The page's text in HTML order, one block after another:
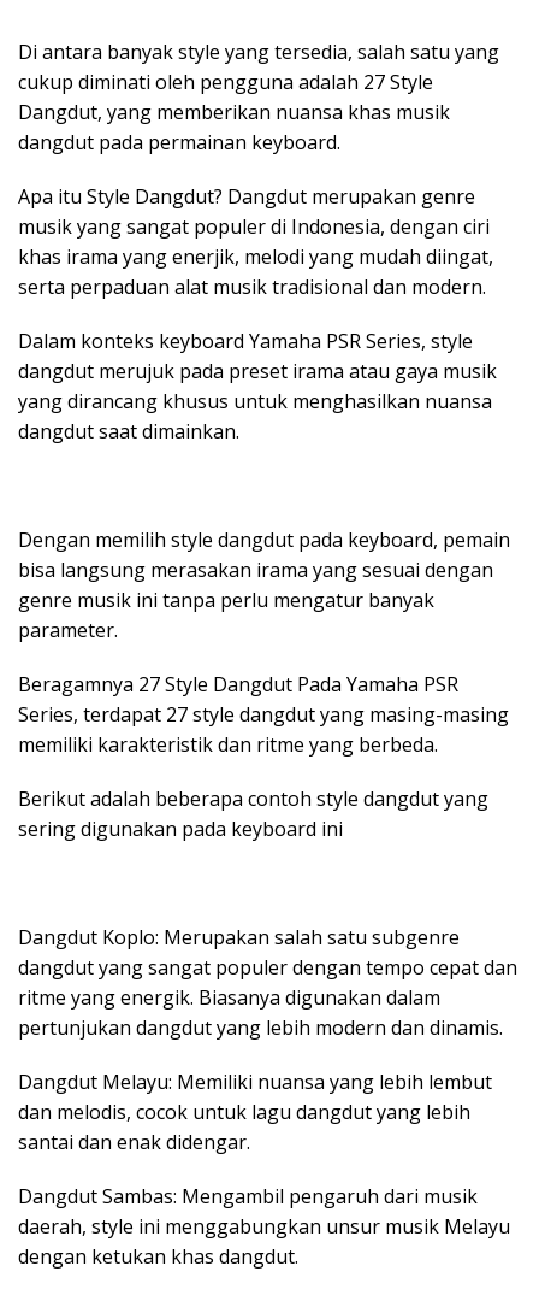
Di antara banyak style yang tersedia, salah satu yang
cukup diminati oleh pengguna adalah 27 Style
Dangdut, yang memberikan nuansa khas musik
dangdut pada permainan keyboard.
Apa itu Style Dangdut? Dangdut merupakan genre
musik yang sangat populer di Indonesia, dengan ciri
khas irama yang enerjik, melodi yang mudah diingat,
serta perpaduan alat musik tradisional dan modern.
Dalam konteks keyboard Yamaha PSR Series, style
dangdut merujuk pada preset irama atau gaya musik
yang dirancang khusus untuk menghasilkan nuansa
dangdut saat dimainkan.
Dengan memilih style dangdut pada keyboard, pemain
bisa langsung merasakan irama yang sesuai dengan
genre musik ini tanpa perlu mengatur banyak
parameter.
Beragamnya 27 Style Dangdut Pada Yamaha PSR
Series, terdapat 27 style dangdut yang masing-masing
memiliki karakteristik dan ritme yang berbeda.
Berikut adalah beberapa contoh style dangdut yang
sering digunakan pada keyboard ini
Dangdut Koplo: Merupakan salah satu subgenre
dangdut yang sangat populer dengan tempo cepat dan
ritme yang energik. Biasanya digunakan dalam
pertunjukan dangdut yang lebih modern dan dinamis.
Dangdut Melayu: Memiliki nuansa yang lebih lembut
dan melodis, cocok untuk lagu dangdut yang lebih
santai dan enak didengar.
Dangdut Sambas: Mengambil pengaruh dari musik
daerah, style ini menggabungkan unsur musik Melayu
dengan ketukan khas dangdut.